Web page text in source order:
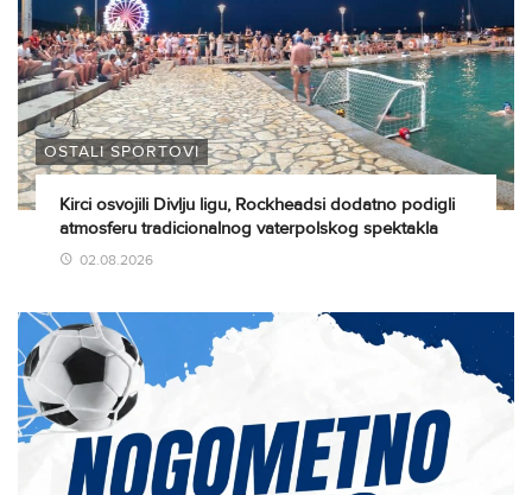
OSTALI SPORTOVI
Kirci osvojili Divlju ligu, Rockheadsi dodatno podigli
atmosferu tradicionalnog vaterpolskog spektakla
02.08.2026